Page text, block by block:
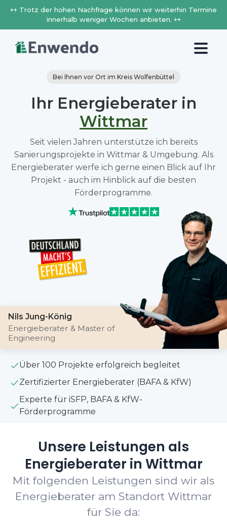
++ Trotz der hohen Nachfrage können wir weiterhin Termine
innerhalb weniger Wochen anbieten. ++
Bei Ihnen vor Ort im Kreis Wolfenbüttel
Ihr Energieberater in
Wittmar
Seit vielen Jahren unterstütze ich bereits
Sanierungsprojekte in Wittmar & Umgebung. Als
Energieberater werfe ich gerne einen Blick auf Ihr
Projekt - auch im Hinblick auf die besten
Förderprogramme.
Nils Jung-König
Energieberater & Master of
Engineering
Über 100 Projekte erfolgreich begleitet
Zertifizierter Energieberater (BAFA & KfW)
Experte für iSFP, BAFA & KfW-
Förderprogramme
Unsere Leistungen als
Energieberater in Wittmar
Mit folgenden Leistungen sind wir als
Energieberater am Standort Wittmar
für Sie da: